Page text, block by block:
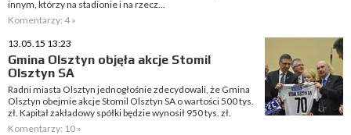
innym, którzy na stadionie i na rzecz...
Komentarzy: 4 »
13.05.15 13:23
Gmina Olsztyn objęła akcje Stomil
Olsztyn SA
Radni miasta Olsztyn jednogłośnie zdecydowali, że Gmina
Olsztyn obejmie akcje Stomil Olsztyn SA o wartości 500 tys.
zł. Kapitał zakładowy spółki będzie wynosił 950 tys. zł.
Komentarzy: 10 »